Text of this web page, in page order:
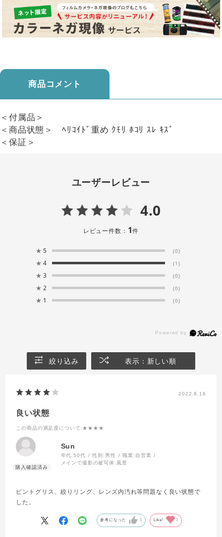
商品コメント
＜付属品＞
＜商品状態＞ ﾍﾘｺｲﾄﾞ重め ｸﾓﾘ ﾎｺﾘ ｽﾚ ｷｽﾞ
＜保証＞
ユーザーレビュー
4.0
レビュー件数： 1件
★ 5 (0)
★ 4 (1)
★ 3 (0)
★ 2 (0)
★ 1 (0)
絞り込み 表示：新しい順
2022.8.16
良い状態
この商品の満足度について :★★★★
Sun
年代:50代 性別: 男性 職業: 自営業
メインで撮影の被写体: 風景
ピントグリス、絞りリング、レンズ内汚れ等問題なく良い状態で
した。
参考になった 1 Like! 1